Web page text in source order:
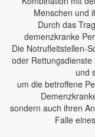
Menschen und
Durch das
demenzkranke
Die Notrufleitstellen-
oder
und
um die betroffene
sondern auch ihren
Falle